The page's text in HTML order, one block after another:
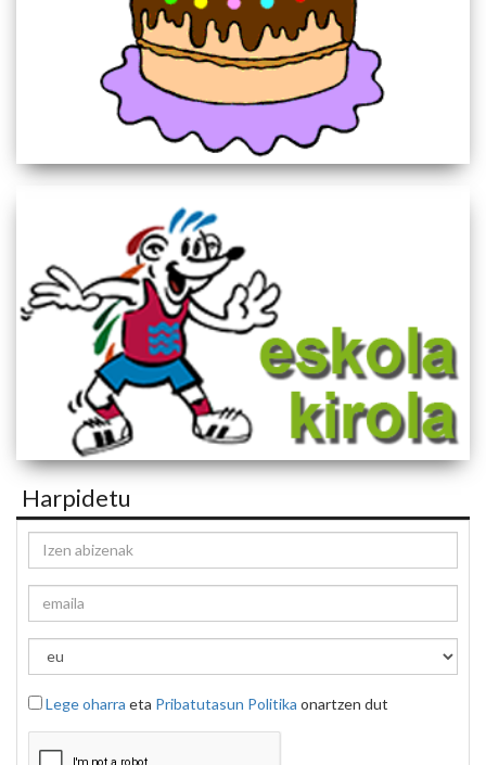
Harpidetu
Lege oharra eta Pribatutasun Politika onartzen dut